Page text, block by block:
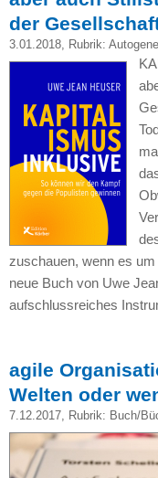
der
3.01.2018, Rubrik:
zuschauen, wenn es um
neue Buch von Uwe
aufschlussreiches
agile
Welten oder
7.12.2017, Rubrik: Buch/